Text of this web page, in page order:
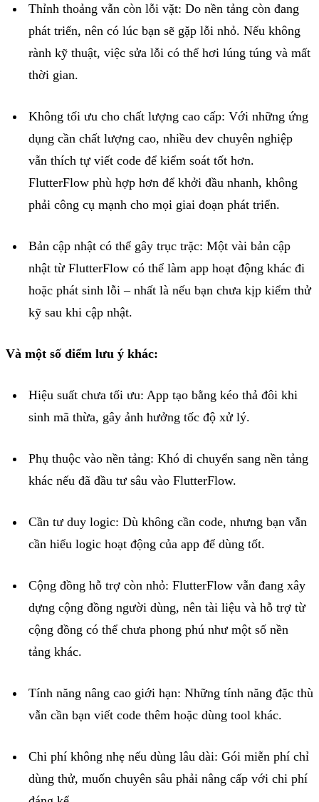
Thỉnh thoảng vẫn còn lỗi vặt: Do nền tảng còn đang
phát triển, nên có lúc bạn sẽ gặp lỗi nhỏ. Nếu không
rành kỹ thuật, việc sửa lỗi có thể hơi lúng túng và mất
thời gian.
Không tối ưu cho chất lượng cao cấp: Với những ứng
dụng cần chất lượng cao, nhiều dev chuyên nghiệp
vẫn thích tự viếtcode để kiểm soát tốt hơn.
FlutterFlow phù hợp hơn để khởi đầu nhanh, không
phải công cụ mạnh cho mọi giai đoạn phát triển.
Bản cập nhật có thể gây trục trặc: Một vài bản cập
nhật từ FlutterFlow có thể làm app hoạt động khác đi
hoặc phát sinh lỗi – nhất là nếu bạn chưa kịp kiểm thử
kỹ sau khi cập nhật.
Và một số điểm lưu ý khác:
Hiệu suất chưa tối ưu: App tạo bằng kéo thả đôi khi
sinh mã thừa, gây ảnh hưởng tốc độ xử lý.
Phụ thuộc vào nền tảng: Khó di chuyển sang nền tảng
khác nếu đã đầu tư sâu vào FlutterFlow.
Cần tư duylogic: Dù không cần code, nhưng bạn vẫn
cần hiểu logic hoạt động của app để dùng tốt.
Cộng đồng hỗ trợ còn nhỏ: FlutterFlow vẫn đang xây
dựng cộng đồng người dùng, nên tài liệu và hỗ trợ từ
cộng đồng có thể chưa phong phú như một số nền
tảng khác.
Tính năng nâng cao giới hạn: Những tính năng đặc thù
vẫn cần bạn viếtcode thêm hoặc dùng tool khác.
Chi phí không nhẹ nếu dùng lâu dài: Gói miễn phí chỉ
dùng thử, muốn chuyên sâu phải nâng cấp với chi phí